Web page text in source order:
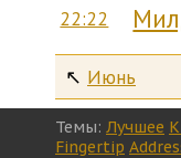
22:22
↖ Июнь
Темы: Лучшее
Fingertip